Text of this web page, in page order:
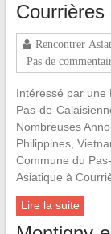
Courrières
Rencontrer
Pas de
Intéressé par une
Pas-de-
Nombreuses
Philippines,
Commune du
Asiatique à
Lire la suite